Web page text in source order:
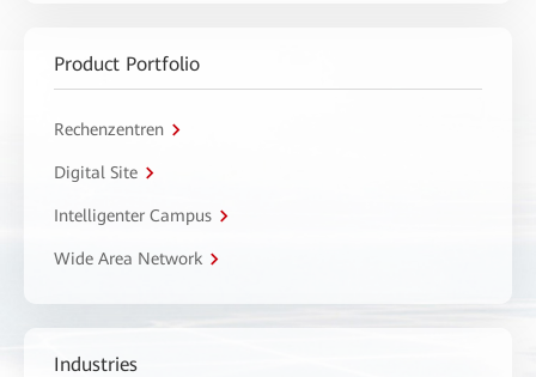
Product Portfolio
Rechenzentren
Digital Site
Intelligenter Campus
Wide Area Network
Industries